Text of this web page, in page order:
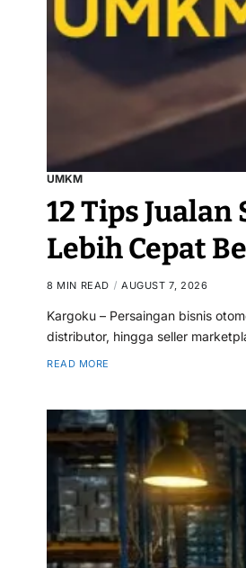
UMKM
12 Tips
Lebih Cepat
8 MIN READ AUGUST 7, 2026
Kargoku – Persaingan bisnis
distributor, hingga seller
READ MORE